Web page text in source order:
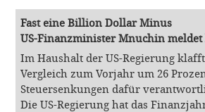
Fast eine Billion Dollar Minus
US-Finanzminister Mnuchin meldet
Im Haushalt der US-Regierung
Vergleich zum Vorjahr um 26
Steuersenkungen dafür
Die US-Regierung hat das